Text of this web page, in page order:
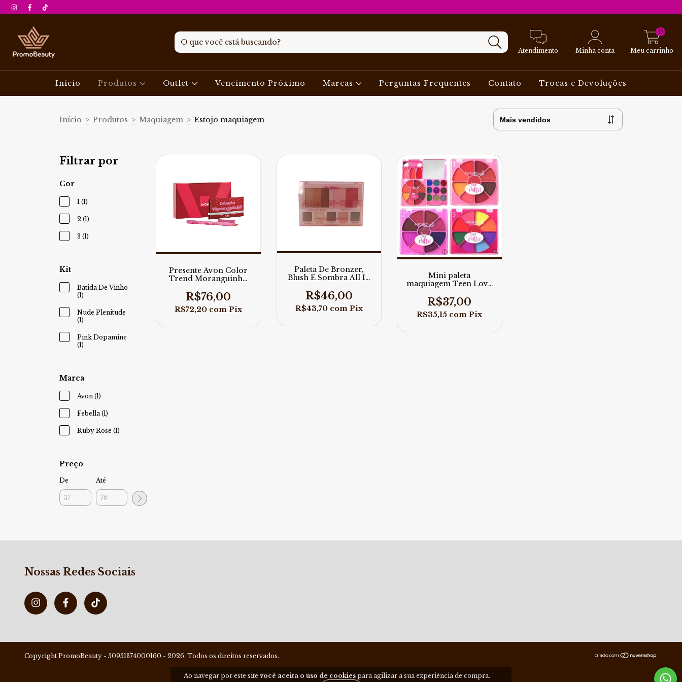
Atendimento Minha conta Meu carrinho
0
Início Produtos Outlet Vencimento Próximo Marcas Perguntas Frequentes Contato Trocas e Devoluções
Ao navegar por este site você aceita o uso de cookies para agilizar a sua experiência de compra.
Início > Produtos > Maquiagem > Estojo maquiagem
Filtrar por
Cor
1 (1)
2 (1)
3 (1)
Kit
Batida De Vinho
(1)
Nude Plenitude
(1)
Pink Dopamine
(1)
Marca
Avon (1)
Febella (1)
Ruby Rose (1)
Preço
De Até
Presente Avon Color
Trend Moranguinho
R$76,00
R$72,20 com Pix
Paleta De Bronzer,
Blush E Sombra All In
R$46,00
R$43,70 com Pix
Mini paleta
maquiagem Teen Love
R$37,00
R$35,15 com Pix
Nossas Redes Sociais
Copyright PromoBeauty - 50951374000160 - 2026. Todos os direitos reservados.